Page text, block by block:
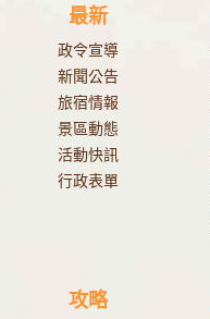
最新
政令宣導
新聞公告
旅宿情報
景區動態
活動快訊
行政表單
攻略